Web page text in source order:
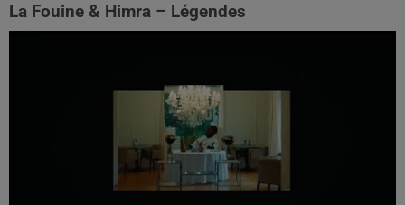
La Fouine & Himra – Légendes